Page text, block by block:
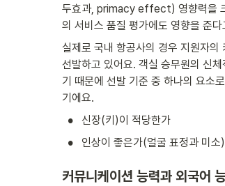
두효과, primacy effect) 영향력을
의 서비스 품질 평가에도 영향을 준
실제로 국내 항공사의 경우 지원자
선발하고 있어요. 객실 승무원의 신
기 때문에 선발 기준 중 하나의 요소
기에요.
• 신장(키)이 적당한가
• 인상이 좋은가(얼굴 표정과 미소)
커뮤니케이션 능력과 외국어